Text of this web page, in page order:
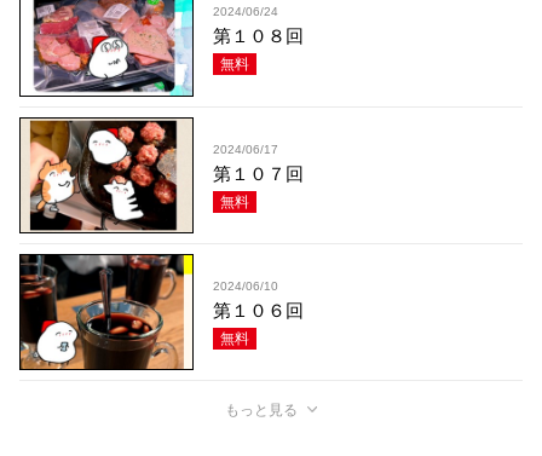
2024/06/24
第１０８回
無料
2024/06/17
第１０７回
無料
2024/06/10
第１０６回
無料
もっと見る